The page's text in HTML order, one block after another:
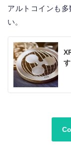
アルトコインも
い。